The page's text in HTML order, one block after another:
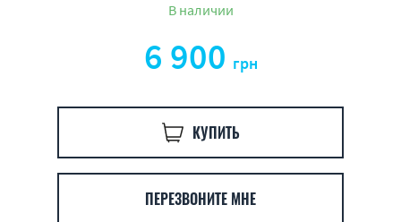
В наличии
6 900 грн
КУПИТЬ
ПЕРЕЗВОНИТЕ МНЕ